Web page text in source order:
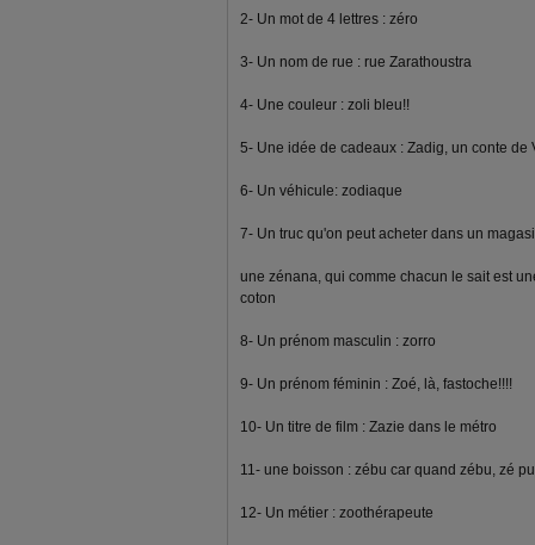
2- Un mot de 4 lettres : zéro
3- Un nom de rue : rue Zarathoustra
4- Une couleur : zoli bleu!!
5- Une idée de cadeaux : Zadig, un conte de
6- Un véhicule: zodiaque
7- Un truc qu'on peut acheter dans un
une zénana, qui comme chacun le sait est
coton
8- Un prénom masculin : zorro
9- Un prénom féminin : Zoé, là, fastoche!!!!
10- Un titre de film : Zazie dans le métro
11- une boisson : zébu car quand zébu, zé
12- Un métier : zoothérapeute